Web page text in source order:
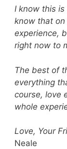
I know this
know that
experience,
right now to
The best of
everything
course, love
whole
Love, Your
Neale